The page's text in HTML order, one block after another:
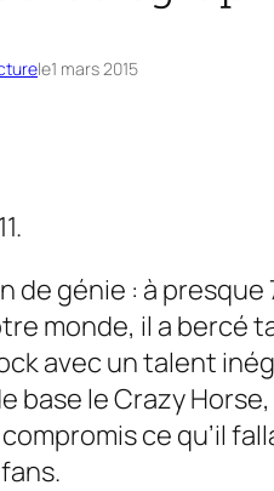
le1 mars 2015
de génie : à
monde, il a bercé
avec un talent
base le Crazy
ce qu’il